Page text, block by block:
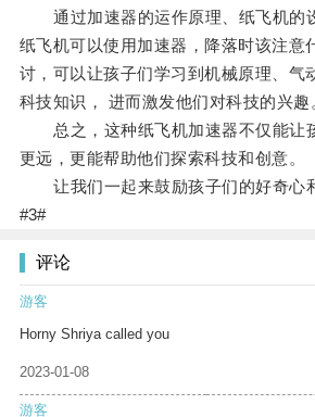
通过加速器的运作原理、纸飞机的
纸飞机可以使用加速器，降落时该注意
讨，可以让孩子们学习到机械原理、气
科技知识， 进而激发他们对科技的兴趣
总之，这种纸飞机加速器不仅能让
更远，更能帮助他们探索科技和创意。
让我们一起来鼓励孩子们的好奇心和
#3#
评论
游客
Horny Shriya called you
2023-01-08
游客